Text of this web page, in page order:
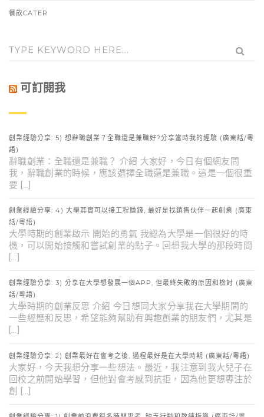
餐飲CATER
可訂閱我
創業經驗分享: 5) 想辭職創業？全職還是兼職好?分享當時我的經驗 (廣東話/粵
語)
辭職創業：全職還是兼職？ 介紹 大家好，今日有個網友問
我，辭職創業的時候，應該選擇全職還是兼職。這是一個很重
要 […]
創業經驗分享: 4) 大學其實可以接工程賺錢, 最好是找銷售伙伴一起創業 (廣東
話/粵語)
大學時期的創業啟示 開始的勇氣 我認為大學是一個很好的時
機，可以開始接觸和嘗試創業的點子。回想我大學的那段時間
[…]
創業經驗分享: 3) 分享在大學想發展一個APP, 但最終失敗的原因和檢討 (廣東
話/粵語)
大學時期的創業反思 介紹 今日想同大家分享我在大學期間的
一些經歷和反思，希望能夠幫助有興趣創業的朋友們，尤其是
[…]
創業經驗分享: 2) 創業最好在會考之後, 過程最好是在大學時期 (廣東話/粵語)
大家好，今天我想分享一些想法。最近，我注意到我大兒子在
回校之前開始學習，但他對會考感到抗拒，因為他更想專注於
創 […]